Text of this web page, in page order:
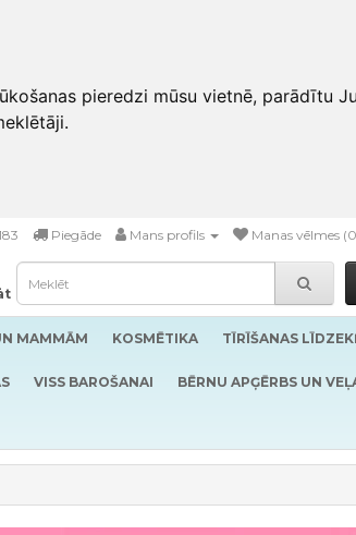
pieredzi mūsu vietnē, parādītu
Piegāde Mans profils Manas vēlmes
MAMMĀM KOSMĒTIKA TĪRĪŠANAS
VISS BAROŠANAI BĒRNU APĢĒRBS UN